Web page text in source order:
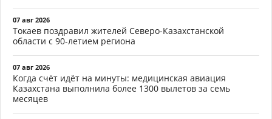
07 авг 2026
Токаев поздравил жителей Северо-Казахстанской
области с 90-летием региона
07 авг 2026
Когда счёт идёт на минуты: медицинская авиация
Казахстана выполнила более 1300 вылетов за семь
месяцев